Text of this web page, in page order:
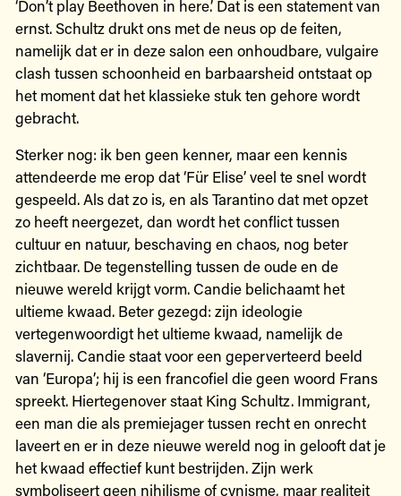
‘Don’t play Beethoven in here.’ Dat is een statement van
ernst. Schultz drukt ons met de neus op de feiten,
namelijk dat er in deze salon een onhoudbare, vulgaire
clash tussen schoonheid en barbaarsheid ontstaat op
het moment dat het klassieke stuk ten gehore wordt
gebracht.
Sterker nog: ik ben geen kenner, maar een kennis
attendeerde me erop dat ‘Für Elise’ veel te snel wordt
gespeeld. Als dat zo is, en als Tarantino dat met opzet
zo heeft neergezet, dan wordt het conflict tussen
cultuur en natuur, beschaving en chaos, nog beter
zichtbaar. De tegenstelling tussen de oude en de
nieuwe wereld krijgt vorm. Candie belichaamt het
ultieme kwaad. Beter gezegd: zijn ideologie
vertegenwoordigt het ultieme kwaad, namelijk de
slavernij. Candie staat voor een geperverteerd beeld
van ‘Europa’; hij is een francofiel die geen woord Frans
spreekt. Hiertegenover staat King Schultz. Immigrant,
een man die als premiejager tussen recht en onrecht
laveert en er in deze nieuwe wereld nog in gelooft dat je
het kwaad effectief kunt bestrijden. Zijn werk
symboliseert geen nihilisme of cynisme, maar realiteit